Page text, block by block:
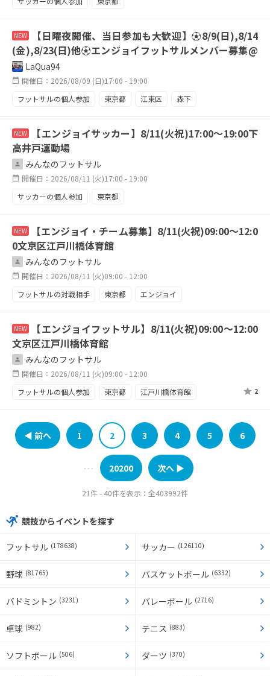
NEW
【日曜夜開催、当日参加も大歓迎】⚽️8/9(日),8/14
(金),8/23(日)他⚽️エンジョイフットサルメンバー募集@
江東区・森下・清澄白河周辺コート
LaQua94
開催日：2026/08/09 (日)17:00 - 19:00
フットサルの個人参加
東京都 江東区
森下
enjoy
NEW
【エンジョイサッカー】8/11(火祝)17:00～19:00下
高井戸運動場
みんなのフットサル
開催日：2026/08/11 (火)17:00 - 19:00
サッカーの個人参加
東京都
NEW
【エンジョイ・チーム募集】8/11(火祝)09:00～12:0
0文京区江戸川橋体育館
みんなのフットサル
開催日：2026/08/11 (火)09:00 - 12:00
フットサルの対戦相手
東京都
エンジョイ
NEW
【エンジョイフットサル】8/11(火祝)09:00～12:00
文京区江戸川橋体育館
みんなのフットサル
開催日：2026/08/11 (火)09:00 - 12:00
フットサルの個人参加
東京都
江戸川橋体育館
2
◀︎ 前へ 1 2 3 4 5 6
･･･ 20200 次へ ▶︎
21件 - 40件を表示：全403992件
競技からイベントを探す
フットサル (178638) サッカー (126110)
野球 (81765) バスケットボール (6332)
バドミントン (3231) バレーボール (2716)
卓球 (982) テニス (883)
ソフトボール (506) ダーツ (370)